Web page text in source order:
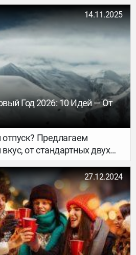
обычно не ездят.14.11.2025
Год 2026: 10 Идей — От
Предлагаем
от стандартных двух
горах до изучения стран,
обычно не ездят.27.12.2024